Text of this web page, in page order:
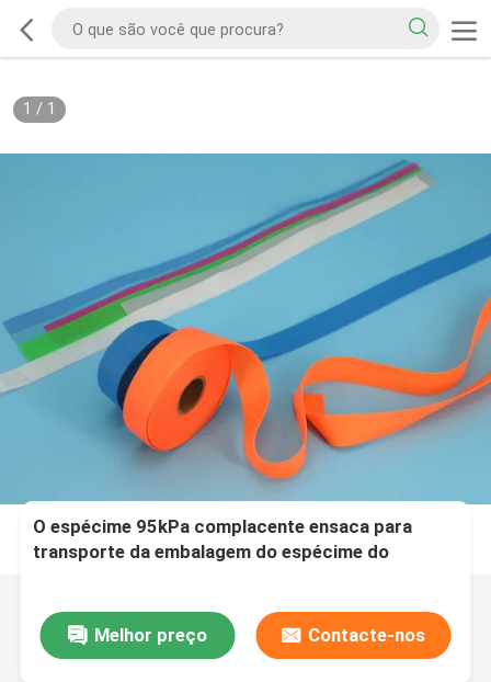
1 / 1
O espécime 95kPa complacente ensaca para
transporte da embalagem do espécime do
Melhor preço Contacte-nos